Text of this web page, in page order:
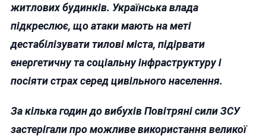
житлових будинків. Українська влада
підкреслює, що атаки мають на меті
дестабілізувати тилові міста, підірвати
енергетичну та соціальну інфраструктуру і
посіяти страх серед цивільного населення.
За кілька годин до вибухів Повітряні сили ЗСУ
застерігали про можливе використання великої